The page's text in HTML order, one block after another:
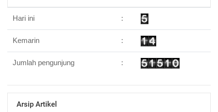
Hari ini :
Kemarin :
Jumlah pengunjung :
Arsip Artikel